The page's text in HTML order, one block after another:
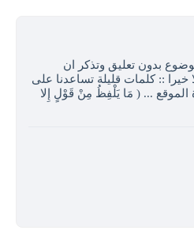
بدون تعليق وتذكر ان
خيرا :: كلمات قليلة تساعدنا على
الموقع ... ( مَا يَلْفِظُ مِنْ قَوْلٍ إِلا